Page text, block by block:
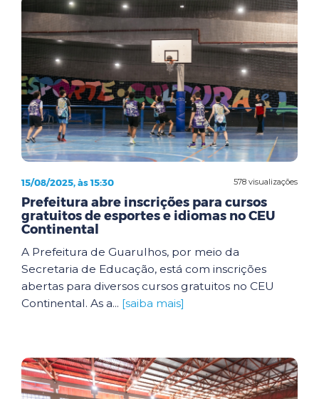
578 visualizações
15/08/2025, às 15:30
Prefeitura abre inscrições para cursos
gratuitos de esportes e idiomas no CEU
Continental
A Prefeitura de Guarulhos, por meio da
Secretaria de Educação, está com inscrições
abertas para diversos cursos gratuitos no CEU
Continental. As a... [saiba mais]